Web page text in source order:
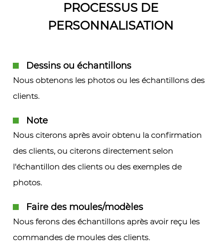
PROCESSUS DE
PERSONNALISATION
Dessins ou échantillons
Nous obtenons les photos ou les échantillons des
clients.
Note
Nous citerons après avoir obtenu la confirmation
des clients, ou citerons directement selon
l'échantillon des clients ou des exemples de
photos.
Faire des moules/modèles
Nous ferons des échantillons après avoir reçu les
commandes de moules des clients.